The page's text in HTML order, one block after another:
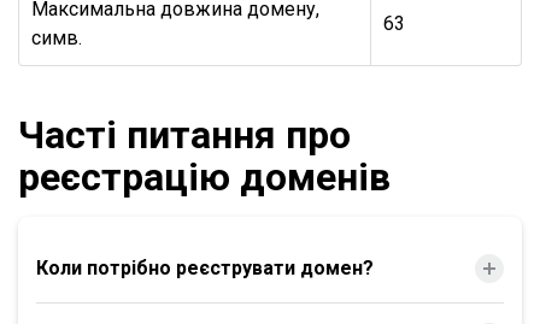
Максимальна довжина домену,
симв.
63
Часті питання про
реєстрацію доменів
Коли потрібно реєструвати домен?